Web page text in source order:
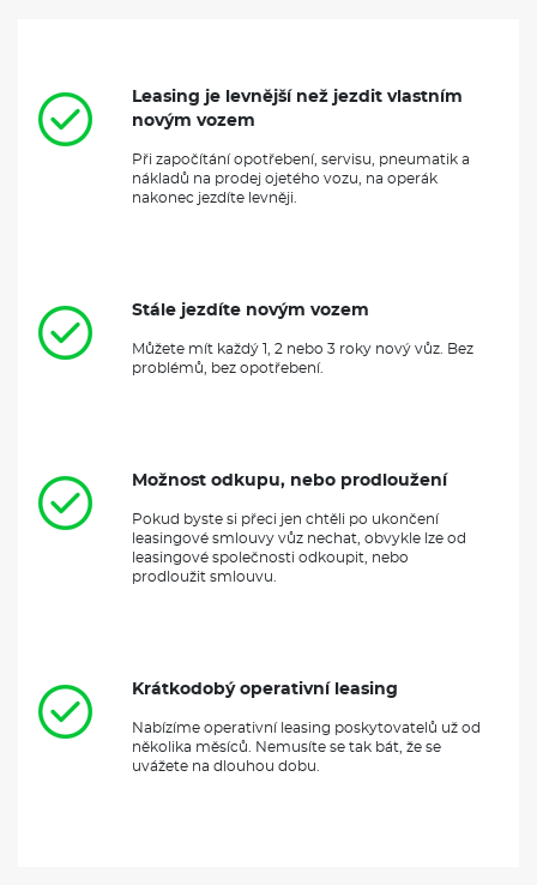
Leasing je levnější než jezdit vlastním
novým vozem
Při započítání opotřebení, servisu, pneumatik a
nákladů na prodej ojetého vozu, na operák
nakonec jezdíte levněji.
Stále jezdíte novým vozem
Můžete mít každý 1, 2 nebo 3 roky nový vůz. Bez
problémů, bez opotřebení.
Možnost odkupu, nebo prodloužení
Pokud byste si přeci jen chtěli po ukončení
leasingové smlouvy vůz nechat, obvykle lze od
leasingové společnosti odkoupit, nebo
prodloužit smlouvu.
Krátkodobý operativní leasing
Nabízíme operativní leasing poskytovatelů už od
několika měsíců. Nemusíte se tak bát, že se
uvážete na dlouhou dobu.